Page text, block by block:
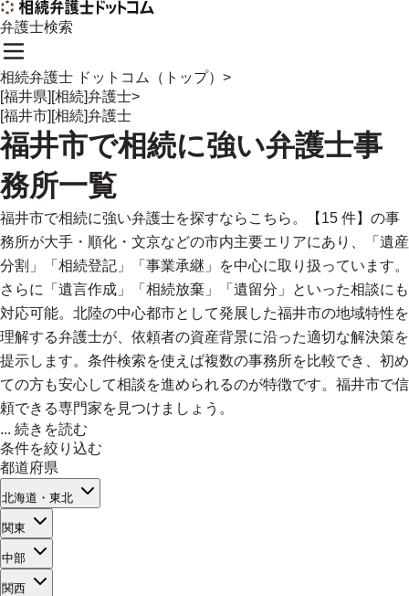
弁護士検索
相続弁護士 ドットコム（トップ） >
[福井県][相続]弁護士>
[福井市][相続]弁護士
福井市で相続に強い弁護士事
務所一覧
福井市で相続に強い弁護士を探すならこちら。【15 件】の事
務所が大手・順化・文京などの市内主要エリアにあり、「遺産
分割」「相続登記」「事業承継」を中心に取り扱っています。
さらに「遺言作成」「相続放棄」「遺留分」といった相談にも
対応可能。北陸の中心都市として発展した福井市の地域特性を
理解する弁護士が、依頼者の資産背景に沿った適切な解決策を
提示します。条件検索を使えば複数の事務所を比較でき、初め
ての方も安心して相談を進められるのが特徴です。福井市で信
頼できる専門家を見つけましょう。
... 続きを読む
条件を絞り込む
都道府県
北海道・東北
関東
中部
関西